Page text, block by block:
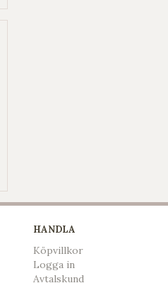
HANDLA
Köpvillkor
Logga in
Avtalskund